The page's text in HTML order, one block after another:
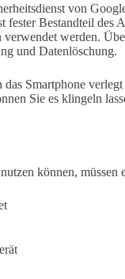
von
fester Bestandteil
werden.
und Datenlöschung.
Smartphone
Sie es klingeln
können,